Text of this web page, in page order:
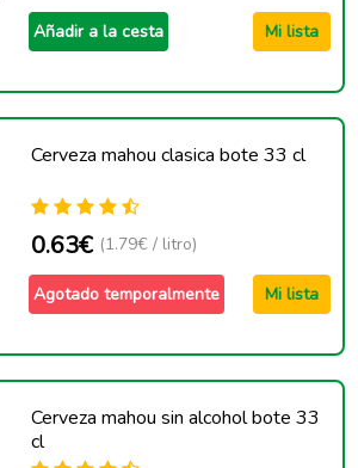
Añadir a la cesta Mi lista
Cerveza mahou clasica bote 33 cl
0.63€ (1.79€ / litro)
Agotado temporalmente Mi lista
Cerveza mahou sin alcohol bote 33
cl